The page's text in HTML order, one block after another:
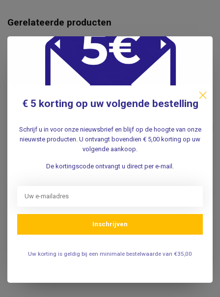
Gerelateerde producten
BSN
BSN Elastomull
fixatiewindsel - 8cm x 4mtr. -
Ds 20 rol
BSN
zelfklevend fixatiewindsel
8cm x 4mtr.
€2,75
zelfklevend fixatiewindsel
4cm x 4mtr.
zelfklevend fixatiewindsel
€2,95
€ 5 korting op uw volgende bestelling
Schrijf u in voor onze nieuwsbrief en blijf op de hoogte van onze
nieuwste producten. U ontvangt bovendien € 5,00 korting op uw
volgende aankoop.
De kortingscode ontvangt u direct per e-mail.
Inschrijven
Uw korting is geldig bij een minimale bestelwaarde van €35,00